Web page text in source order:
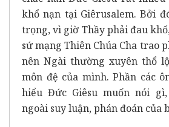
khổ nạn tại Giêrusalem. Bởi
trọng, vì giờ Thầy phải đau
sứ mạng Thiên Chúa Cha trao
nên Ngài thường xuyên thổ
môn đệ của mình. Phần các
hiểu Đức Giêsu muốn nói
ngoài suy luận, phán đoán của